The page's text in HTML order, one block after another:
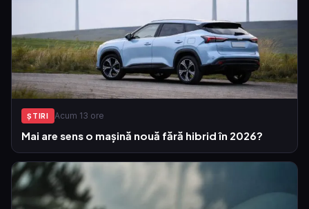
ŞTIRI Acum 13 ore
Mai are sens o mașină nouă fără hibrid în 2026?